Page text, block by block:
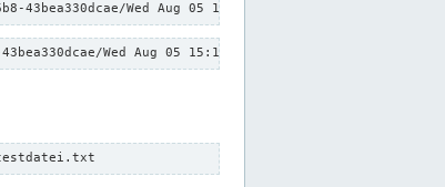
Wed Aug 05 15:13:14 CEST 2026/down.txt"
Wed Aug 05 15:13:14 CEST 2026/down.txt"